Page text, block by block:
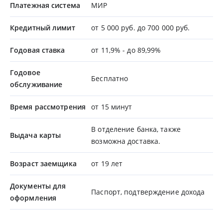
Платежная система МИР
Кредитный лимит от 5 000 руб. до 700 000 руб.
Годовая ставка от 11,9% - до 89,99%
Годовое
обслуживание
Бесплатно
Время рассмотрения от 15 минут
Выдача карты
В отделение банка, также
возможна доставка.
Возраст заемщика от 19 лет
Документы для
оформления
Паспорт, подтверждение дохода